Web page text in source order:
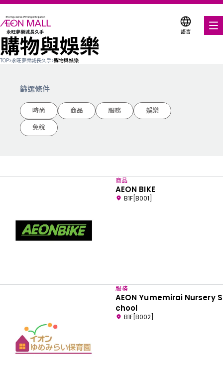
語言
美食饗宴
服務與設施
購物與娛樂
TOP>永旺夢樂城長久手>購物與娛樂
篩選條件
時尚 商品 服務
娛樂
免稅
商品
AEON BIKE
B1F[B001]
服務
AEON Yumemirai Nursery S
chool
B1F[B002]